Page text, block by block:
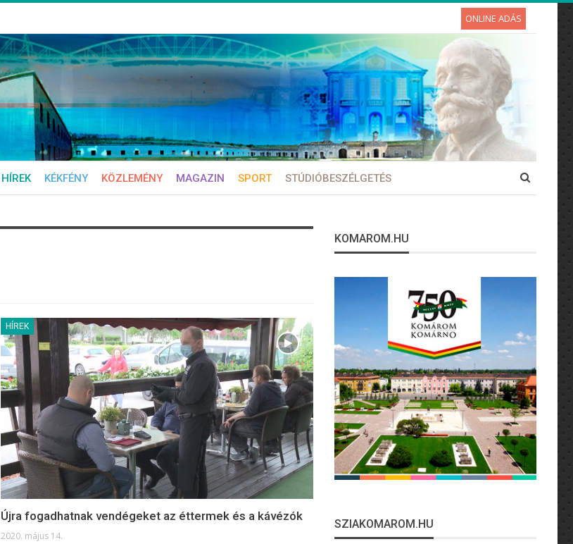
ONLINE ADÁS
HÍREK KÉKFÉNY KÖZLEMÉNY MAGAZIN SPORT STÚDIÓBESZÉLGETÉS
HÍREK
Újra fogadhatnak vendégeket az éttermek és a kávézók
2020. május 14.
KOMAROM.HU
SZIAKOMAROM.HU